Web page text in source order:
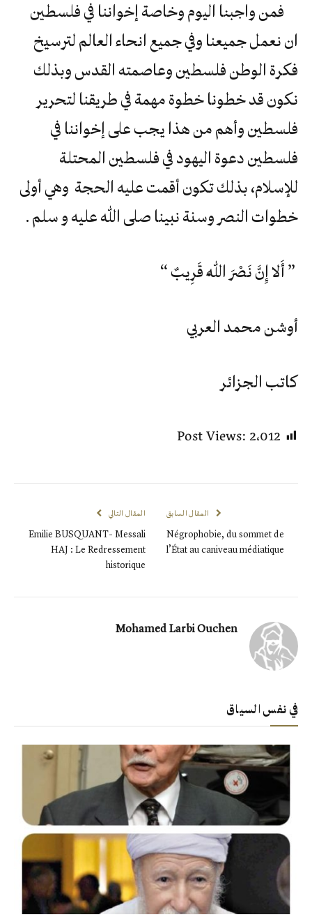
فمن واجبنا اليوم وخاصة إخواننا في فلسطين
ان نعمل جميعنا وفي جميع انحاء العالم لترسيخ
فكرة الوطن فلسطين وعاصمته القدس وبذلك
نكون قد خطونا خطوة مهمة في طريقنا لتحرير
فلسطين وأهم من هذا يجب على إخواننا في
فلسطين دعوة اليهود في فلسطين المحتلة
للإسلام، بذلك تكون أقمت عليه الحجة وهي أولى
خطوات النصر وسنة نبينا صلى الله عليه و سلم .
” أَلا إِنَّ نَصْرَ اللّهِ قَرِيبٌ “
أوشن محمد العربي
كاتب الجزائر
Post Views:2٬012
المقال السابق
Négrophobie, du sommet de
l’État au caniveau médiatique
المقال التالي
Emilie BUSQUANT- Messali
HAJ : Le Redressement
historique
Mohamed Larbi Ouchen
في نفس السياق